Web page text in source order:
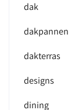
dak
dakpannen
dakterras
designs
dining